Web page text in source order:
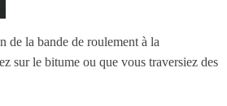
de la bande de roulement à la
sur le bitume ou que vous traversiez des